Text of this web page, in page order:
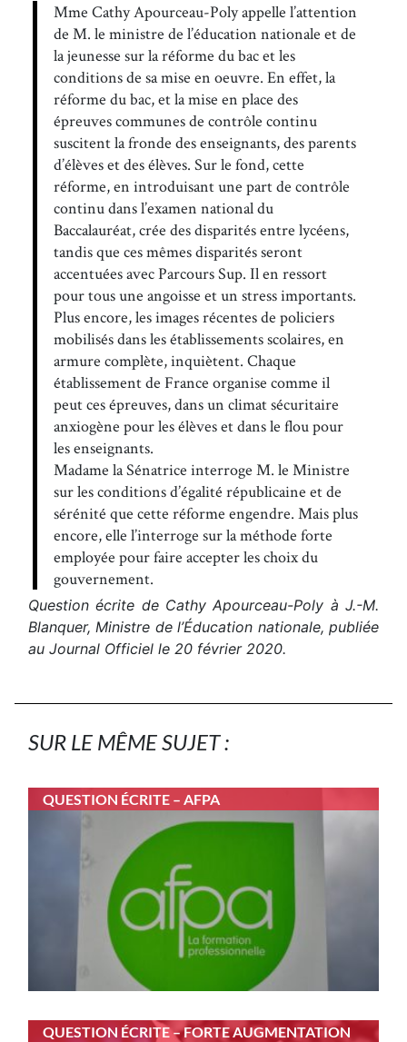
Mme Cathy Apourceau-Poly appelle l’attention
de M. le ministre de l’éducation nationale et de
la jeunesse sur la réforme du bac et les
conditions de sa mise en oeuvre. En effet, la
réforme du bac, et la mise en place des
épreuves communes de contrôle continu
suscitent la fronde des enseignants, des parents
d’élèves et des élèves. Sur le fond, cette
réforme, en introduisant une part de contrôle
continu dans l’examen national du
Baccalauréat, crée des disparités entre lycéens,
tandis que ces mêmes disparités seront
accentuées avec Parcours Sup. Il en ressort
pour tous une angoisse et un stress importants.
Plus encore, les images récentes de policiers
mobilisés dans les établissements scolaires, en
armure complète, inquiètent. Chaque
établissement de France organise comme il
peut ces épreuves, dans un climat sécuritaire
anxiogène pour les élèves et dans le flou pour
les enseignants.
Madame la Sénatrice interroge M. le Ministre
sur les conditions d’égalité républicaine et de
sérénité que cette réforme engendre. Mais plus
encore, elle l’interroge sur la méthode forte
employée pour faire accepter les choix du
gouvernement.
Question écrite de Cathy Apourceau-Poly à J.-M.
Blanquer, Ministre de l’Éducation nationale, publiée
au Journal Officiel le 20 février 2020.
SUR LE MÊME SUJET :
QUESTION ÉCRITE – AFPA
QUESTION ÉCRITE – FORTE AUGMENTATION